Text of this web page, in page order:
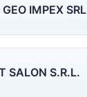
IMPEX SRL
SALON S.R.L.